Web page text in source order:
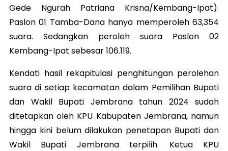
Gede Ngurah Patriana Krisna/Kembang-Ipat).
Paslon 01 Tamba-Dana hanya memperoleh 63,354
suara. Sedangkan peroleh suara Paslon 02
Kembang-Ipat sebesar 106.119.
Kendati hasil rekapitulasi penghitungan perolehan
suara di setiap kecamatan dalam Pemilihan Bupati
dan Wakil Bupati Jembrana tahun 2024 sudah
ditetapkan oleh KPU Kabupaten Jembrana, namun
hingga kini belum dilakukan penetapan Bupati dan
Wakil Bupati Jembrana terpilih. Ketua KPU